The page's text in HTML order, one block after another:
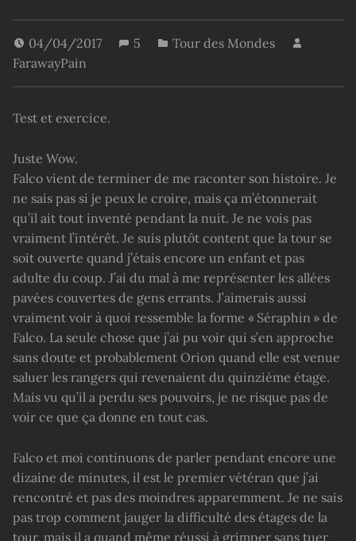
04/04/2017 5
Tour des Mondes
FarawayPain
Test et exercice.
Juste Wow.
Falco vient de terminer de me raconter son histoire. Je
ne sais pas si je peux le croire, mais ça m’étonnerait
qu’il ait tout inventé pendant la nuit. Je ne vois pas
vraiment l’intérêt. Je suis plutôt content que la tour se
soit ouverte quand j’étais encore un enfant et pas
adulte du coup. J’ai du mal à me représenter les allées
pavées couvertes de gens errants. J’aimerais aussi
vraiment voir à quoi ressemble la forme « Séraphin » de
Falco. La seule chose que j’ai pu voir qui s’en approche
sans doute et probablement Orion quand elle est venue
saluer les rangers qui revenaient du quinzième étage.
Mais vu qu’il a perdu ses pouvoirs, je ne risque pas de
voir ce que ça donne en tout cas.
Falco et moi continuons de parler pendant encore une
dizaine de minutes, il est le premier vétéran que j’ai
rencontré et pas des moindres apparemment. Je ne sais
pas trop comment jauger la difficulté des étages de la
tour, mais il a quand même réussi à grimper sans tuer